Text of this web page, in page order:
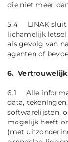
die niet meer
5.4 LINAK sluit
lichamelijk
als gevolg van
agenten of
6.
6.1 Alle
data,
softwarelijsten,
mogelijk heeft
(met